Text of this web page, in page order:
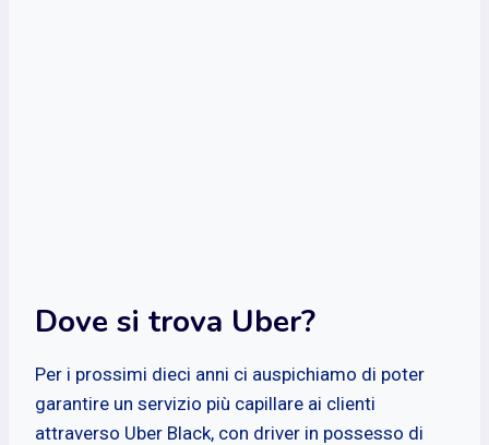
Dove si trova Uber?
Per i prossimi dieci anni ci auspichiamo di poter
garantire un servizio più capillare ai clienti
attraverso Uber Black, con driver in possesso di